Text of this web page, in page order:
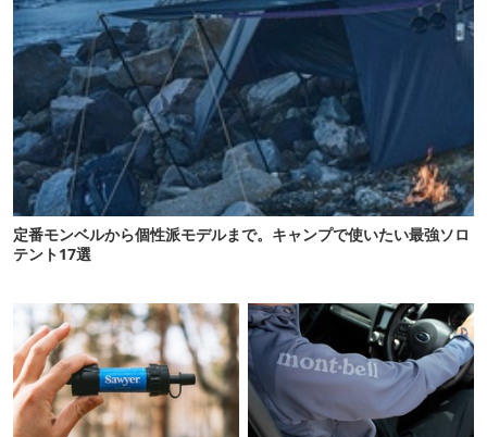
定番モンベルから個性派モデルまで。キャンプで使いたい最強ソロ
テント17選